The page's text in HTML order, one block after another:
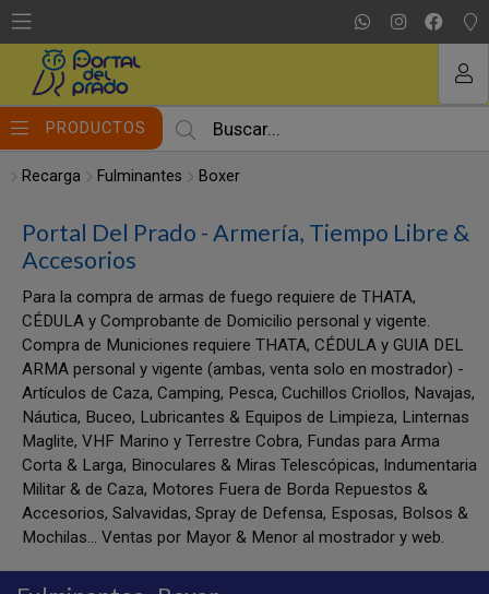
PRODUCTOS
Recarga Fulminantes Boxer
Portal Del Prado - Armería, Tiempo Libre &
Accesorios
Para la compra de armas de fuego requiere de THATA,
CÉDULA y Comprobante de Domicilio personal y vigente.
Compra de Municiones requiere THATA, CÉDULA y GUIA DEL
ARMA personal y vigente (ambas, venta solo en mostrador) -
Artículos de Caza, Camping, Pesca, Cuchillos Criollos, Navajas,
Náutica, Buceo, Lubricantes & Equipos de Limpieza, Linternas
Maglite, VHF Marino y Terrestre Cobra, Fundas para Arma
Corta & Larga, Binoculares & Miras Telescópicas, Indumentaria
Militar & de Caza, Motores Fuera de Borda Repuestos &
Accesorios, Salvavidas, Spray de Defensa, Esposas, Bolsos &
Mochilas... Ventas por Mayor & Menor al mostrador y web.